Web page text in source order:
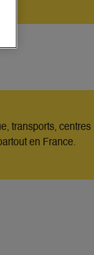
transports, centres
en France.